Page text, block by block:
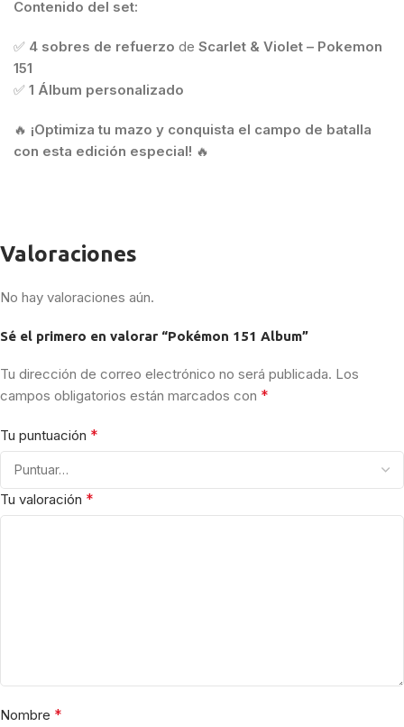
Contenido del set:
✅ 4 sobres de refuerzo de Scarlet & Violet – Pokemon
151
✅ 1 Álbum personalizado
🔥 ¡Optimiza tu mazo y conquista el campo de batalla
con esta edición especial! 🔥
Valoraciones
No hay valoraciones aún.
Sé el primero en valorar “Pokémon 151 Album”
Tu dirección de correo electrónico no será publicada. Los
campos obligatorios están marcados con *
Tu puntuación *
Tu valoración *
Nombre *